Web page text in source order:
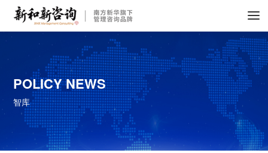
POLICY NEWS
智库